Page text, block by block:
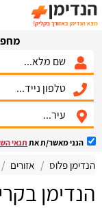
הנני מאשר/ת אתתנאי
הנדימן פלוס אזורים
הנדימן